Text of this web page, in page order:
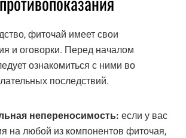
фиточай имеет свои
и оговорки. Перед началом
ознакомиться с ними во
последствий.
непереносимость: если у вас
на любой из компонентов фиточая,